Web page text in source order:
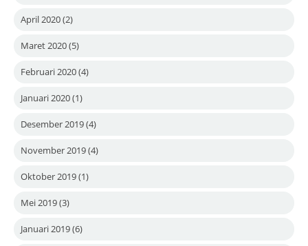
April 2020(2)
Maret 2020(5)
Februari 2020(4)
Januari 2020(1)
Desember 2019(4)
November 2019(4)
Oktober 2019(1)
Mei 2019(3)
Januari 2019(6)